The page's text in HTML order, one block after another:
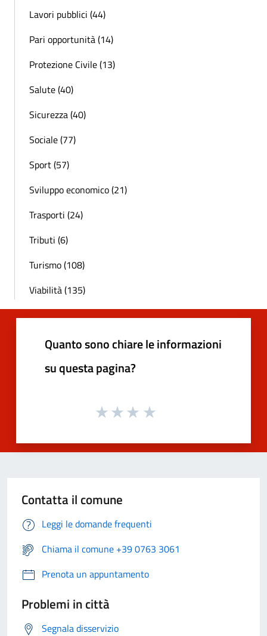
Lavori pubblici (44)
Pari opportunità (14)
Protezione Civile (13)
Salute (40)
Sicurezza (40)
Sociale (77)
Sport (57)
Sviluppo economico (21)
Trasporti (24)
Tributi (6)
Turismo (108)
Viabilità (135)
Quanto sono chiare le informazioni
su questa pagina?
Contatta il comune
Leggi le domande frequenti
Chiama il comune +39 0763 3061
Prenota un appuntamento
Problemi in città
Segnala disservizio